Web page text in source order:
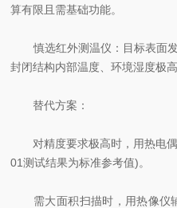
算有限且需基础功能。
慎选红外测温仪：目标表面发
封闭结构内部温度、环境湿度极
替代方案：
对精度要求极高时，用热电偶
01测试结果为标准参考值)。
需大面积扫描时，用热像仪